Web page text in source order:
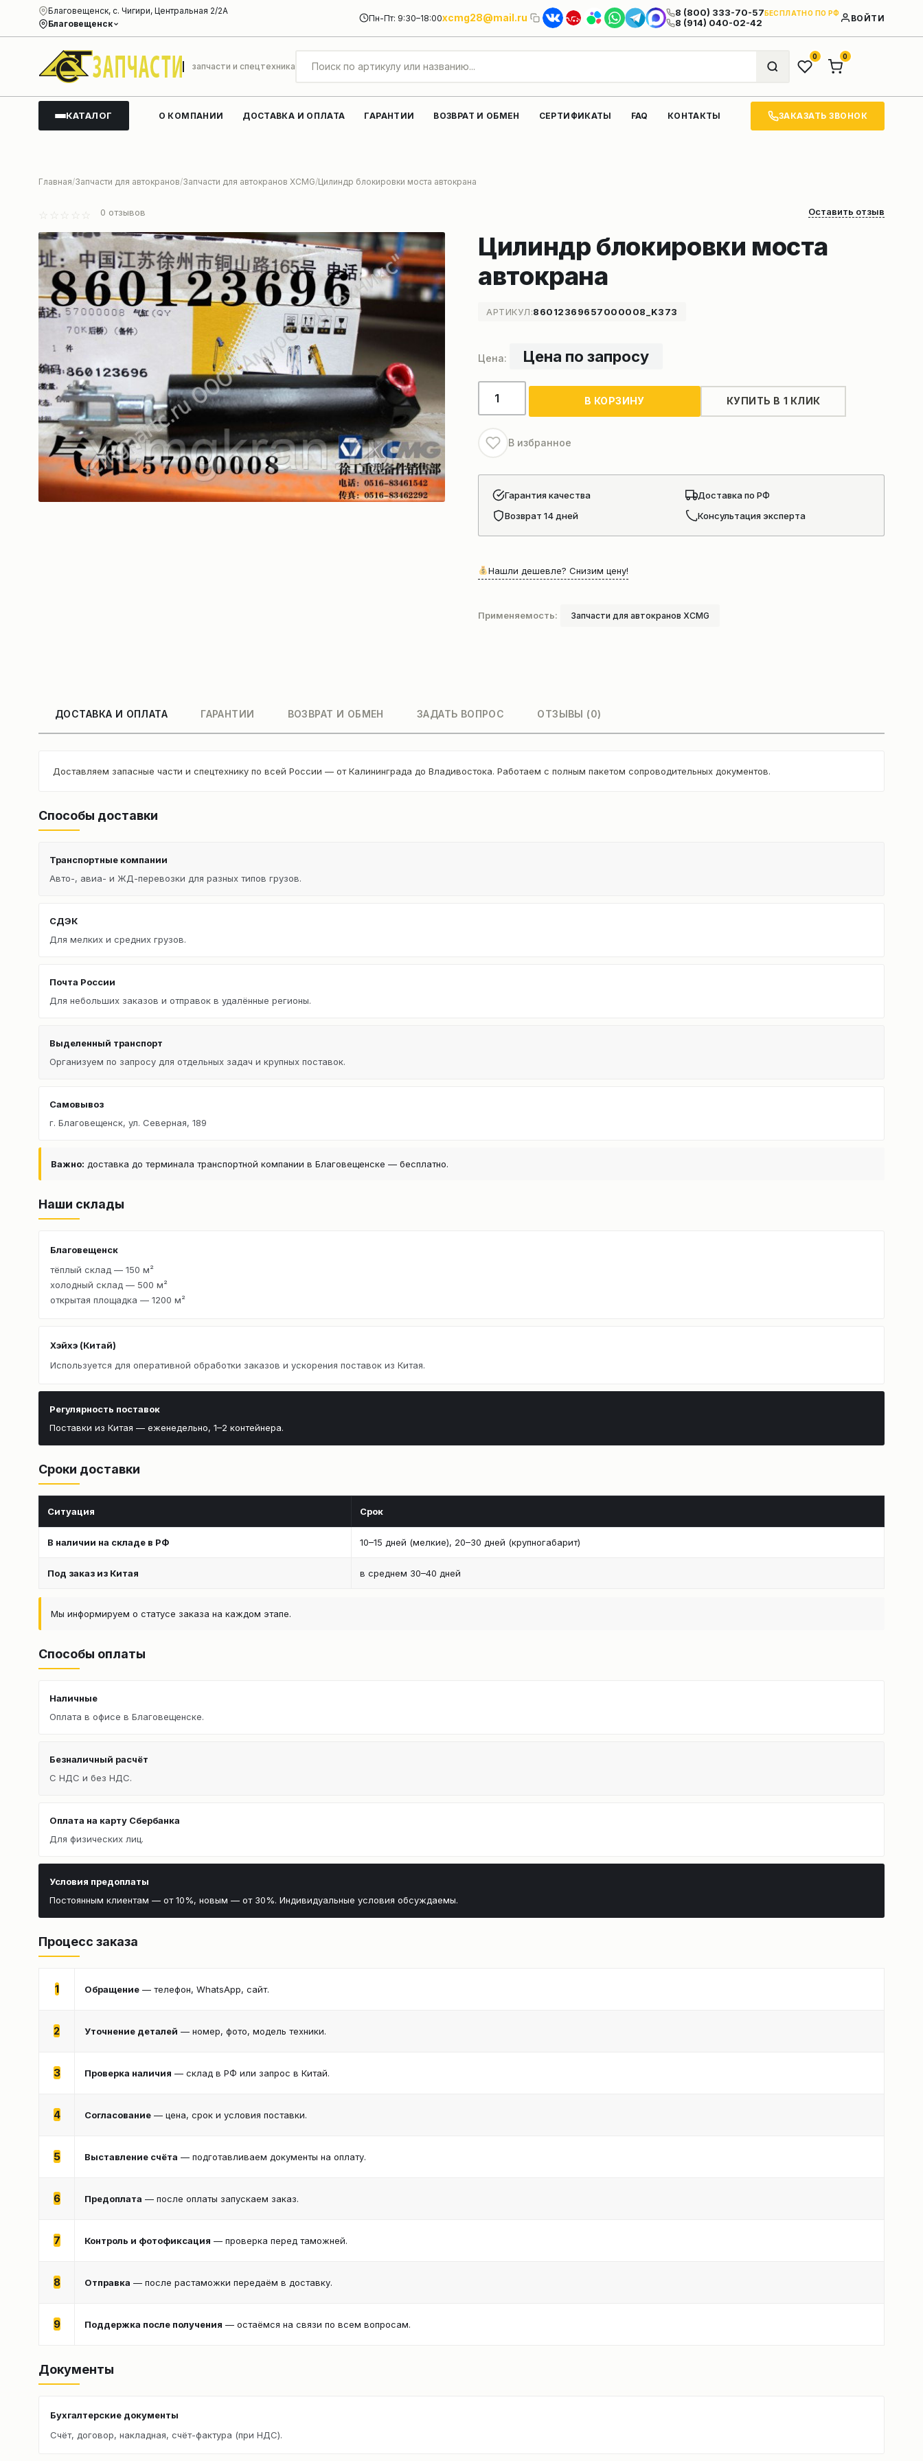
Благовещенск
Благовещенск, с. Чигири, Центральная 2/2А
Пн-Пт: 9:30–18:00xcmg28@mail.ru 8 (800) 333-70-57БЕСПЛАТНО ПО РФ
8 (914) 040-02-42 ВОЙТИ
запчасти и спецтехника
0 0
КАТАЛОГ О КОМПАНИИ ДОСТАВКА И ОПЛАТА ГАРАНТИИ ВОЗВРАТ И ОБМЕН СЕРТИФИКАТЫ FAQ КОНТАКТЫ ЗАКАЗАТЬ ЗВОНОК
Главная Запчасти для автокранов Запчасти для автокранов XCMG Цилиндр блокировки моста автокрана
0 отзывов Оставить отзыв
Цилиндр блокировки моста
автокрана
АРТИКУЛ:86012369657000008_K373
Цена по запросу
Количество
товара
блокировки
моста
автокрана
В КОРЗИНУ КУПИТЬ В 1 КЛИК
В избранное
Гарантия качества
Доставка по РФ
Возврат 14 дней
Консультация эксперта
Нашли дешевле? Снизим цену!
Применяемость: Запчасти для автокранов XCMG
ДОСТАВКА И ОПЛАТА ГАРАНТИИ ВОЗВРАТ И ОБМЕН ЗАДАТЬ ВОПРОС ОТЗЫВЫ (0)
Доставляем запасные части и спецтехнику по всей России — от Калининграда до Владивостока. Работаем с полным пакетом сопроводительных документов.
Способы доставки
Транспортные компании
Авто-, авиа- и ЖД-перевозки для разных типов грузов.
СДЭК
Для мелких и средних грузов.
Почта России
Для небольших заказов и отправок в удалённые регионы.
Выделенный транспорт
Организуем по запросу для отдельных задач и крупных поставок.
Самовывоз
г. Благовещенск, ул. Северная, 189
Важно: доставка до терминала транспортной компании в Благовещенске — бесплатно.
Наши склады
Благовещенск
тёплый склад — 150 м²
холодный склад — 500 м²
открытая площадка — 1200 м²
Хэйхэ (Китай)
Используется для оперативной обработки заказов и ускорения поставок из Китая.
Регулярность поставок
Поставки из Китая — еженедельно, 1–2 контейнера.
Сроки доставки
Ситуация Срок
В наличии на складе в РФ 10–15 дней (мелкие), 20–30 дней (крупногабарит)
Под заказ из Китая в среднем 30–40 дней
Мы информируем о статусе заказа на каждом этапе.
Способы оплаты
Наличные
Оплата в офисе в Благовещенске.
Безналичный расчёт
С НДС и без НДС.
Оплата на карту Сбербанка
Для физических лиц.
Условия предоплаты
Постоянным клиентам — от 10%, новым — от 30%. Индивидуальные условия обсуждаемы.
Процесс заказа
1 Обращение — телефон, WhatsApp, сайт.
2 Уточнение деталей — номер, фото, модель техники.
3 Проверка наличия — склад в РФ или запрос в Китай.
4 Согласование — цена, срок и условия поставки.
5 Выставление счёта — подготавливаем документы на оплату.
6 Предоплата — после оплаты запускаем заказ.
7 Контроль и фотофиксация — проверка перед таможней.
8 Отправка — после растаможки передаём в доставку.
9 Поддержка после получения — остаёмся на связи по всем вопросам.
Документы
Бухгалтерские документы
Счёт, договор, накладная, счёт-фактура (при НДС).